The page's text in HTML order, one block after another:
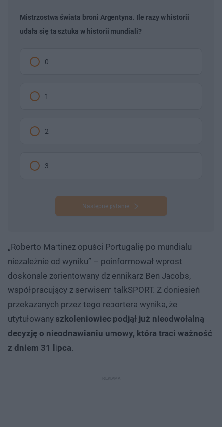
Mistrzostwa świata broni Argentyna. Ile razy w historii
udała się ta sztuka w historii mundiali?
0
1
2
3
Następne pytanie
„Roberto Martinez opuści Portugalię po mundialu
niezależnie od wyniku” – poinformował wprost
doskonale zorientowany dziennikarz Ben Jacobs,
współpracujący z serwisem talkSPORT. Z doniesień
przekazanych przez tego reportera wynika, że
utytułowany szkoleniowiec podjął już nieodwołalną
decyzję o nieodnawianiu umowy, która traci ważność
z dniem 31 lipca.